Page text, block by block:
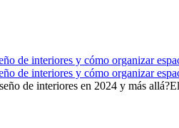
de interiores y cómo organizar
de interiores y cómo organizar
de interiores en 2024 y más